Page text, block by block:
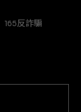
165反詐騙